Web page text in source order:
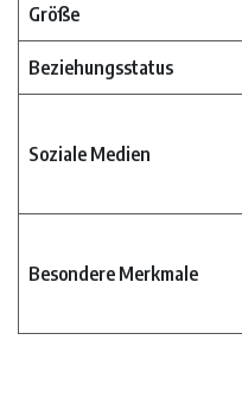
Größe
Beziehungsstatus
Soziale Medien
Besondere Merkmale